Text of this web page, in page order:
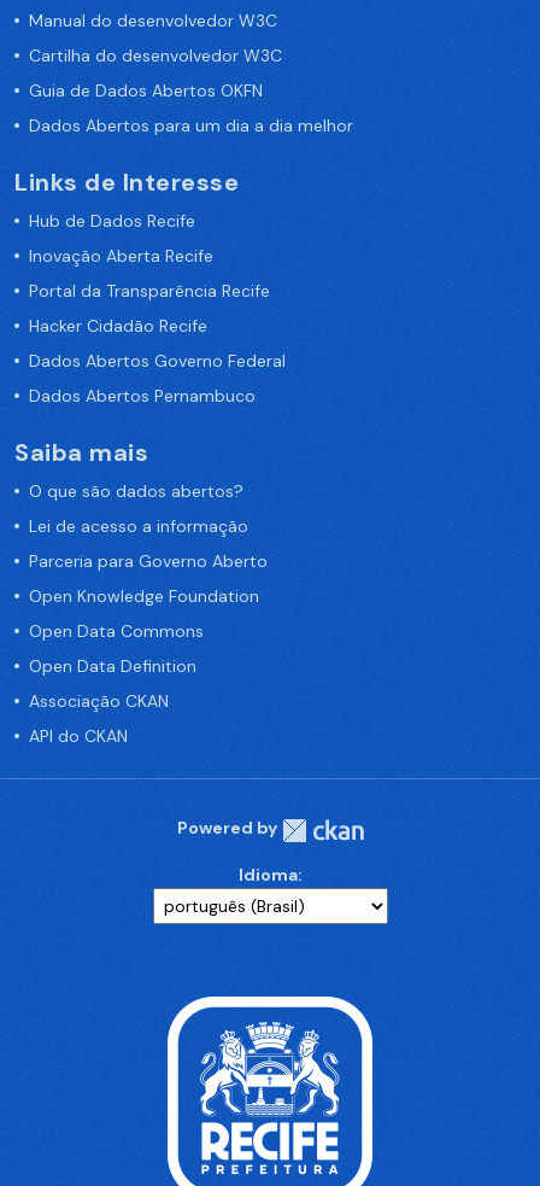
Manual do desenvolvedor W3C
Cartilha do desenvolvedor W3C
Guia de Dados Abertos OKFN
Dados Abertos para um dia a dia melhor
Links de Interesse
Hub de Dados Recife
Inovação Aberta Recife
Portal da Transparência Recife
Hacker Cidadão Recife
Dados Abertos Governo Federal
Dados Abertos Pernambuco
Saiba mais
O que são dados abertos?
Lei de acesso a informação
Parceria para Governo Aberto
Open Knowledge Foundation
Open Data Commons
Open Data Definition
Associação CKAN
API do CKAN
Powered by
Idioma